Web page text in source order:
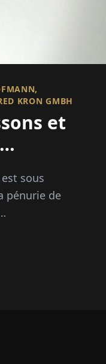
KRON GMBH
et
sous
pénurie de